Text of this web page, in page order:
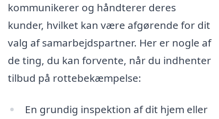
kommunikerer og håndterer deres
kunder, hvilket kan være afgørende for dit
valg af samarbejdspartner. Her er nogle af
de ting, du kan forvente, når du indhenter
tilbud på rottebekæmpelse:
En grundig inspektion af dit hjem eller